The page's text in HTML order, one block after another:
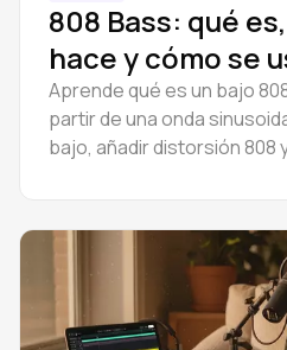
808 Bass: qué
hace y cómo se
Aprende qué es un bajo
partir de una onda
bajo, añadir distorsión 808